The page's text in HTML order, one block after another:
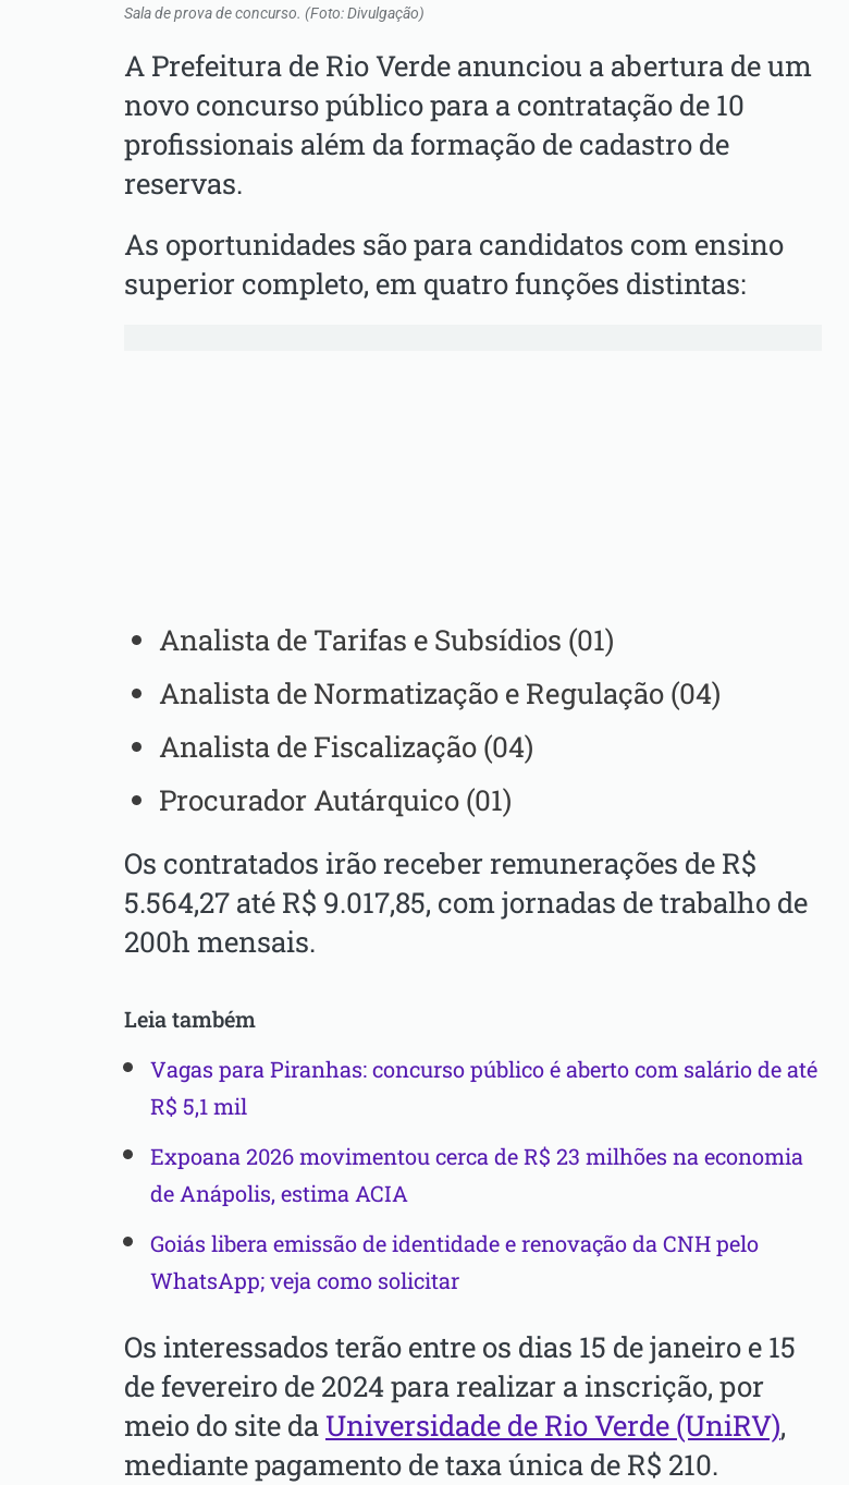
Sala de prova de concurso. (Foto: Divulgação)
A Prefeitura de Rio Verde anunciou a abertura de um
novo concurso público para a contratação de 10
profissionais além da formação de cadastro de
reservas.
As oportunidades são para candidatos com ensino
superior completo, em quatro funções distintas:
Analista de Tarifas e Subsídios (01)
Analista de Normatização e Regulação (04)
Analista de Fiscalização (04)
Procurador Autárquico (01)
Os contratados irão receber remunerações de R$
5.564,27 até R$ 9.017,85, com jornadas de trabalho de
200h mensais.
Leia também
Vagas para Piranhas: concurso público é aberto com salário de até
R$ 5,1 mil
Expoana 2026 movimentou cerca de R$ 23 milhões na economia
de Anápolis, estima ACIA
Goiás libera emissão de identidade e renovação da CNH pelo
WhatsApp; veja como solicitar
Os interessados terão entre os dias 15 de janeiro e 15
de fevereiro de 2024 para realizar a inscrição, por
meio do site daUniversidade de Rio Verde (UniRV),
mediante pagamento de taxa única de R$ 210.